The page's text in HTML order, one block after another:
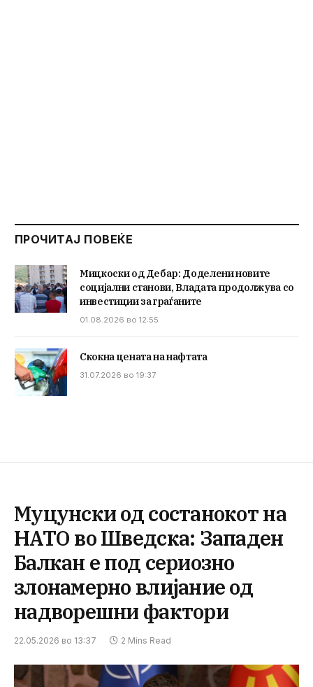
ПРОЧИТАЈ ПОВЕЌЕ
Мицкоски од Дебар: Доделени новите
социјални станови, Владата продолжува со
инвестиции за граѓаните
01.08.2026 во 12:55
Скокна цената на нафтата
31.07.2026 во 19:37
Муцунски од состанокот на
НАТО во Шведска: Западен
Балкан е под сериозно
злонамерно влијание од
надворешни фактори
22.05.2026 во 13:37 2 Mins Read